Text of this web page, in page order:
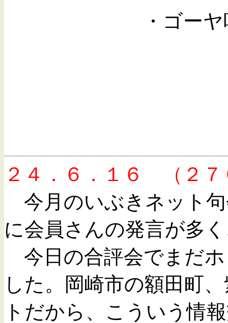
・ゴーヤ咲く佃
２４．６．１６ （２７
今月のいぶきネット句
に会員さんの発言が多
今日の合評会でまだ
した。岡崎市の額田町
トだから、こういう情